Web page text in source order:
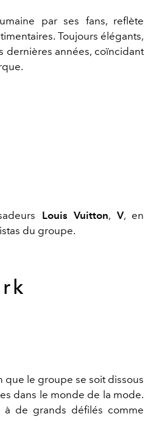
par ses fans, reflète
Toujours élégants,
dernières années, coïncidant
Louis Vuitton, V, en
du groupe.
que le groupe se soit dissous
dans le monde de la mode.
de grands défilés comme